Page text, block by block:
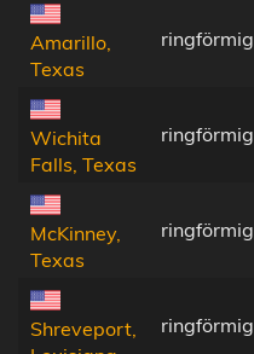
Amarillo,
Texas
ringförmig
Wichita
Falls, Texas
ringförmig
McKinney,
Texas
ringförmig
Shreveport,
ringförmig